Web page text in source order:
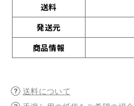
送料
発送元
商品情報
送料について